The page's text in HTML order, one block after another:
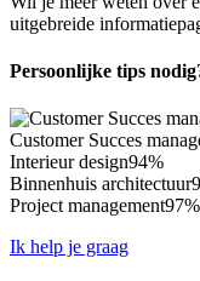
uitgebreide
Persoonlijke tips
Customer Succes
Interieur design94%
Binnenhuis architectuur
Project management97%
Ik help je graag